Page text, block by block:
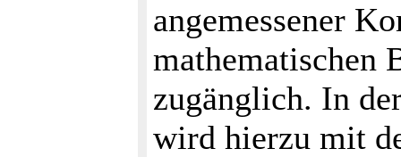
angemessener
mathematischen
zugänglich. In
wird hierzu mit